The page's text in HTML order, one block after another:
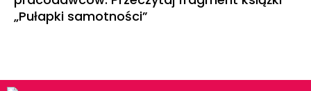
„Pułapki samotności”